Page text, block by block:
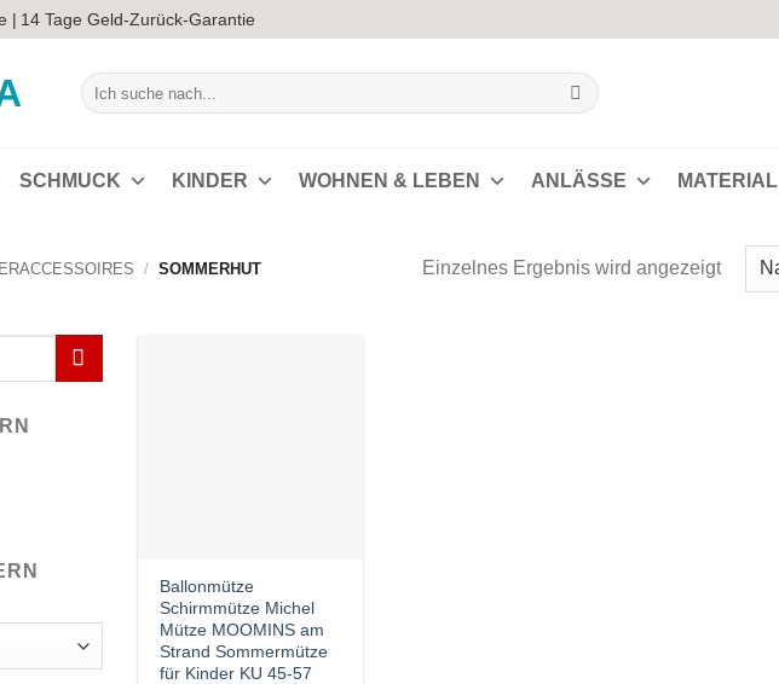
| 14 Tage Geld-Zurück-Garantie
Suchen
nach:
SCHMUCK KINDER WOHNEN & LEBEN ANLÄSSE MATERIAL
/ SOMMERHUT Einzelnes Ergebnis wird angezeigt
Ballonmütze
Schirmmütze Michel
Mütze MOOMINS am
Strand Sommermütze
für Kinder KU 45-57